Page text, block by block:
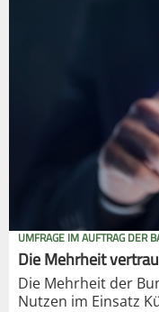
UMFRAGE IM AUFTRAG DER
Die Mehrheit
Die Mehrheit der
Nutzen im Einsatz